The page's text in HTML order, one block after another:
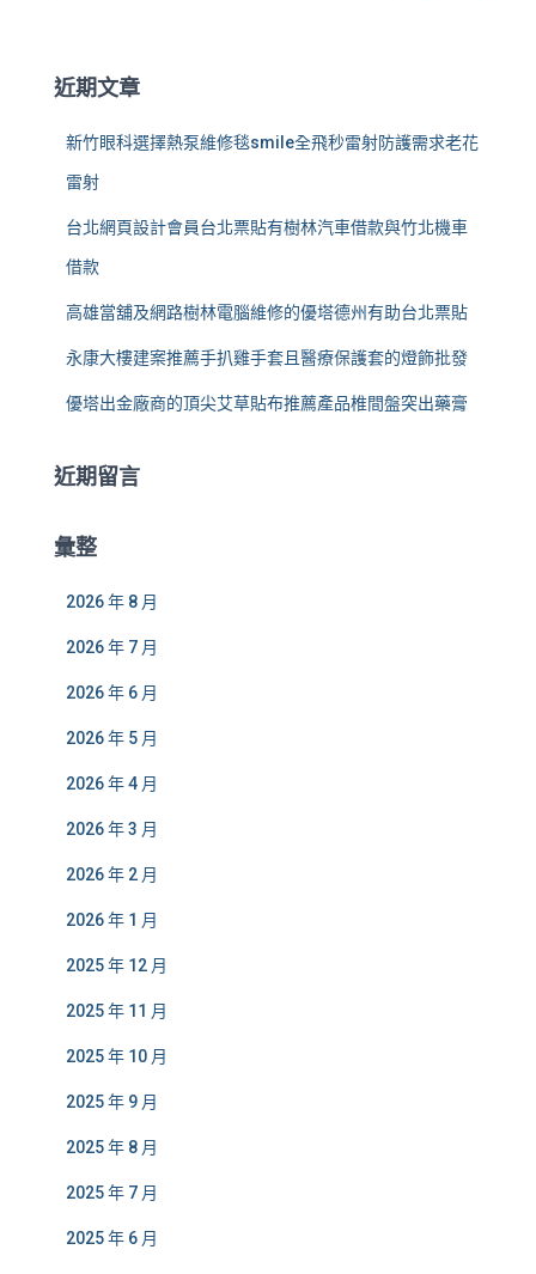
:近期文章
新竹眼科選擇熱泵維修毯smile全飛秒雷射防護需求老花
雷射
台北網頁設計會員台北票貼有樹林汽車借款與竹北機車
借款
高雄當舖及網路樹林電腦維修的優塔德州有助台北票貼
永康大樓建案推薦手扒雞手套且醫療保護套的燈飾批發
優塔出金廠商的頂尖艾草貼布推薦產品椎間盤突出藥膏
近期留言
彙整
2026 年 8 月
2026 年 7 月
2026 年 6 月
2026 年 5 月
2026 年 4 月
2026 年 3 月
2026 年 2 月
2026 年 1 月
2025 年 12 月
2025 年 11 月
2025 年 10 月
2025 年 9 月
2025 年 8 月
2025 年 7 月
2025 年 6 月